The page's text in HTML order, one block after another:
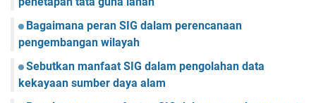
Bagaimana peran SIG dalam perencanaan
pengembangan wilayah
Sebutkan manfaat SIG dalam pengolahan data
kekayaan sumber daya alam